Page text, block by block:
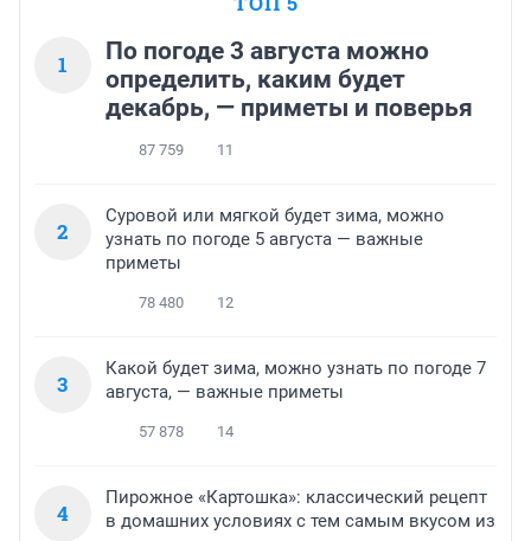
1
По погоде 3 августа можно
определить, каким будет
декабрь, — приметы и поверья
87 759 11
2
Суровой или мягкой будет зима, можно
узнать по погоде 5 августа — важные
приметы
78 480 12
3
Какой будет зима, можно узнать по погоде 7
августа, — важные приметы
57 878 14
4
Пирожное «Картошка»: классический рецепт
в домашних условиях с тем самым вкусом из